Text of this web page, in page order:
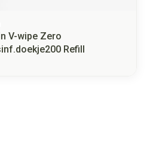
V-wipe Zero
Refill